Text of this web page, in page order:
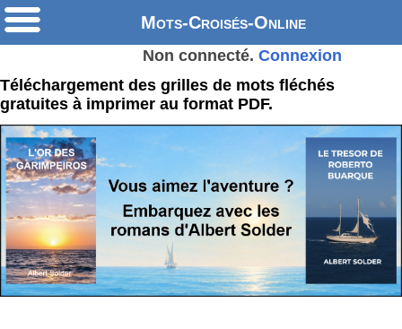
Mots-Croisés-Online
Non connecté. Connexion
Téléchargement des grilles de mots fléchés
gratuites à imprimer au format PDF.